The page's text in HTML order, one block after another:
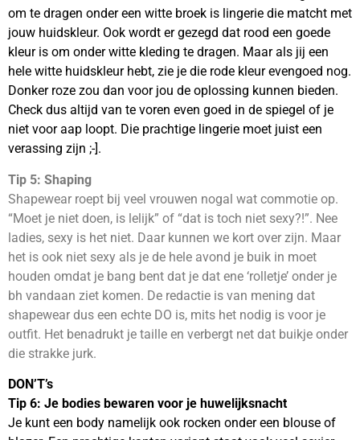
om te dragen onder een witte broek is lingerie die matcht met
jouw huidskleur. Ook wordt er gezegd dat rood een goede
kleur is om onder witte kleding te dragen. Maar als jij een
hele witte huidskleur hebt, zie je die rode kleur evengoed nog.
Donker roze zou dan voor jou de oplossing kunnen bieden.
Check dus altijd van te voren even goed in de spiegel of je
niet voor aap loopt. Die prachtige lingerie moet juist een
verassing zijn ;-].
Tip 5: Shaping
Shapewear roept bij veel vrouwen nogal wat commotie op.
“Moet je niet doen, is lelijk” of “dat is toch niet sexy?!”. Nee
ladies, sexy is het niet. Daar kunnen we kort over zijn. Maar
het is ook niet sexy als je de hele avond je buik in moet
houden omdat je bang bent dat je dat ene ‘rolletje’ onder je
bh vandaan ziet komen. De redactie is van mening dat
shapewear dus een echte DO is, mits het nodig is voor je
outfit. Het benadrukt je taille en verbergt net dat buikje onder
die strakke jurk.
DON’T’s
Tip 6: Je bodies bewaren voor je huwelijksnacht
Je kunt een body namelijk ook rocken onder een blouse of